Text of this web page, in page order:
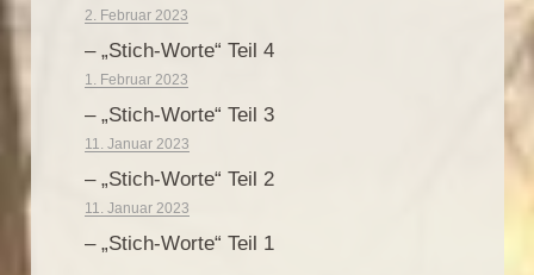
2. Februar 2023
– „Stich-Worte“ Teil 4
1. Februar 2023
– „Stich-Worte“ Teil 3
11. Januar 2023
– „Stich-Worte“ Teil 2
11. Januar 2023
– „Stich-Worte“ Teil 1